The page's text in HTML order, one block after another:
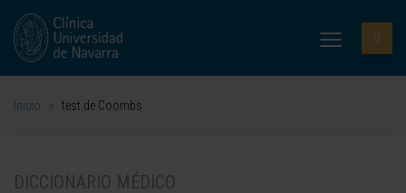
Inicio > test de Coombs
DICCIONARIO MÉDICO